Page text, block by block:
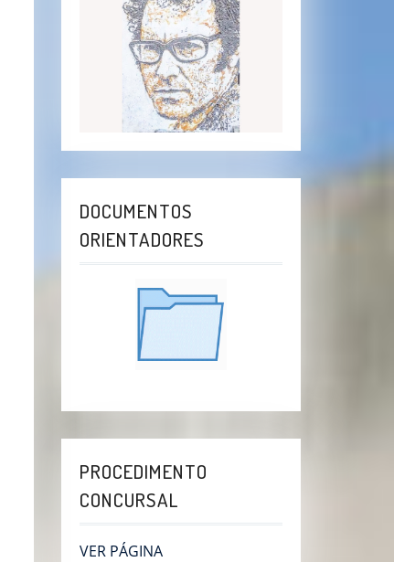
DOCUMENTOS
ORIENTADORES
PROCEDIMENTO
CONCURSAL
VER PÁGINA